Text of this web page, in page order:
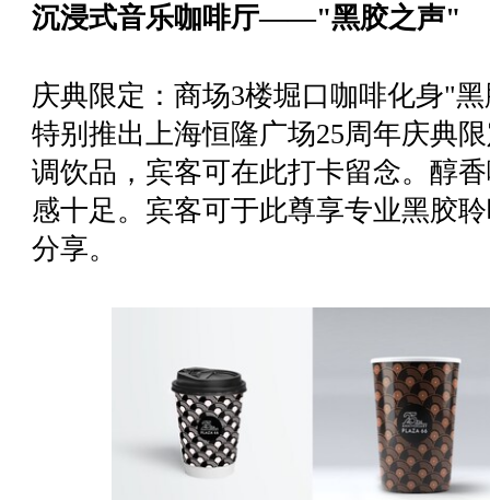
沉浸式音乐咖啡厅——"黑胶之声"
庆典限定：商场3楼堀口咖啡化身"
特别推出上海恒隆广场25周年庆典
调饮品，宾客可在此打卡留念。醇
感十足。宾客可于此尊享专业黑胶
分享。